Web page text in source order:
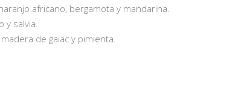
africano, bergamota y mandarina.
y salvia.
de gaiac y pimienta.